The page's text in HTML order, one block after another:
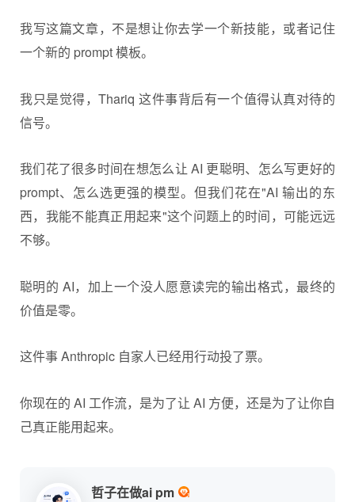
我写这篇文章，不是想让你去学一个新技能，或者记住
一个新的 prompt 模板。
我只是觉得，Thariq 这件事背后有一个值得认真对待的
信号。
我们花了很多时间在想怎么让 AI 更聪明、怎么写更好的
prompt、怎么选更强的模型。但我们花在"AI 输出的东
西，我能不能真正用起来"这个问题上的时间，可能远远
不够。
聪明的 AI，加上一个没人愿意读完的输出格式，最终的
价值是零。
这件事 Anthropic 自家人已经用行动投了票。
你现在的 AI 工作流，是为了让 AI 方便，还是为了让你自
己真正能用起来。
哲子在做ai pm